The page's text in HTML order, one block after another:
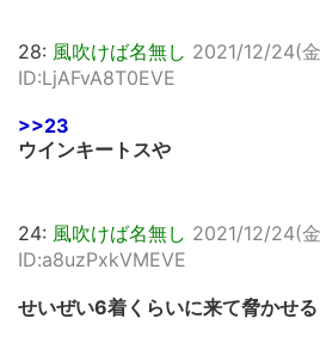
28: 風吹けば名無し 2021/12/24(
ID:LjAFvA8T0EVE
>>23
ウインキートスや
24: 風吹けば名無し 2021/12/24(
ID:a8uzPxkVMEVE
せいぜい6着くらいに来て脅かせ